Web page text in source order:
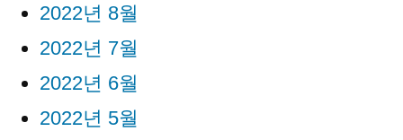
2022년 8월
2022년 7월
2022년 6월
2022년 5월